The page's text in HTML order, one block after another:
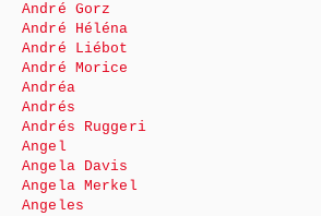
André Gorz
André Héléna
André Liébot
André Morice
Andréa
Andrés
Andrés Ruggeri
Angel
Angela Davis
Angela Merkel
Angeles